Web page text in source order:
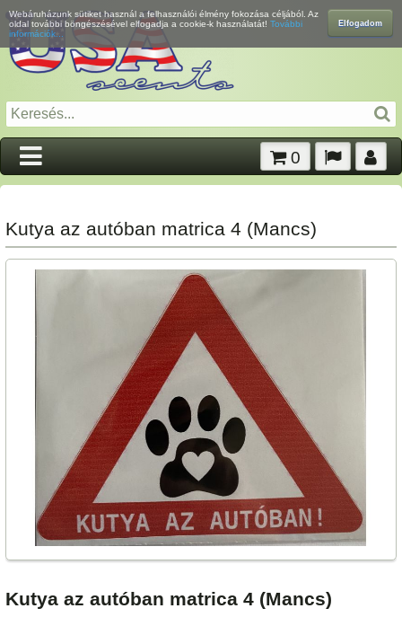
Elfogadom
Webáruházunk sütiket használ a felhasználói élmény fokozása céljából. Az
oldal további böngészésével elfogadja a cookie-k használatát! További
információk...
0
Kutya az autóban matrica 4 (Mancs)
Kutya az autóban matrica 4 (Mancs)